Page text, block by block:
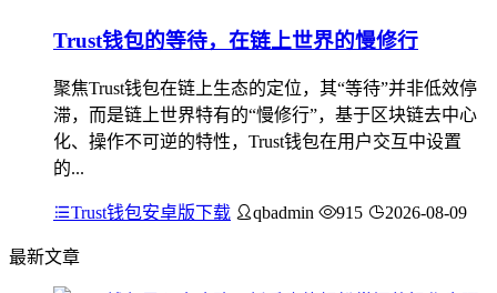
Trust钱包的等待，在链上世界的慢修行
聚焦Trust钱包在链上生态的定位，其“等待”并非低效停
滞，而是链上世界特有的“慢修行”，基于区块链去中心
化、操作不可逆的特性，Trust钱包在用户交互中设置
的...
Trust钱包安卓版下载 qbadmin 915 2026-08-09
最新文章